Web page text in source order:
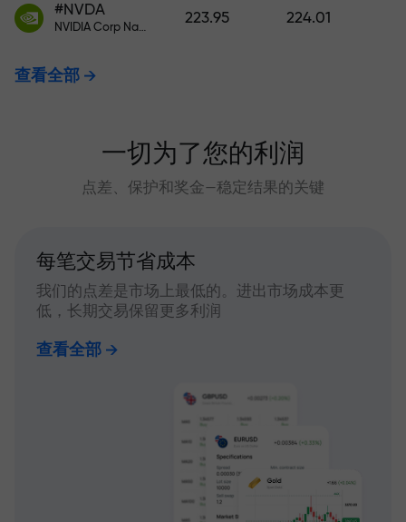
#NVDA
NVIDIA Corp Nasdaq Stock Exchange (Nasdaq) USD
223.95 224.01
查看全部
一切为了您的利润
点差、保护和奖金—稳定结果的关键
每笔交易节省成本
我们的点差是市场上最低的。进出市场成本更
低，长期交易保留更多利润
查看全部